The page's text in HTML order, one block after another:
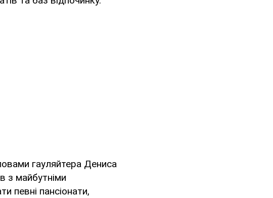
гауляйтера Дениса
з майбутніми
певні пансіонати,